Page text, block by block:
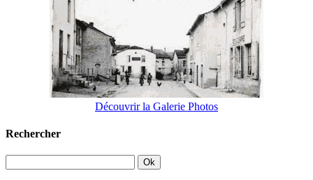
Découvrir la Galerie Photos
Rechercher